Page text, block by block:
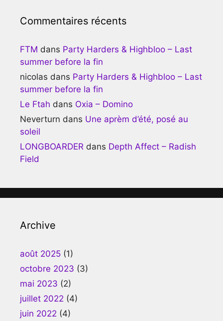
Commentaires récents
FTM dans Party Harders & Highbloo – Last
summer before la fin
nicolas dans Party Harders & Highbloo – Last
summer before la fin
Le Ftah dans Oxia – Domino
Neverturn dans Une aprèm d’été, posé au
soleil
LONGBOARDER dans Depth Affect – Radish
Field
Archive
août 2025 (1)
octobre 2023 (3)
mai 2023 (2)
juillet 2022 (4)
juin 2022 (4)